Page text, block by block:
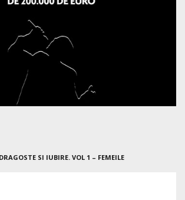
SI IUBIRE. VOL 1 – FEMEILE